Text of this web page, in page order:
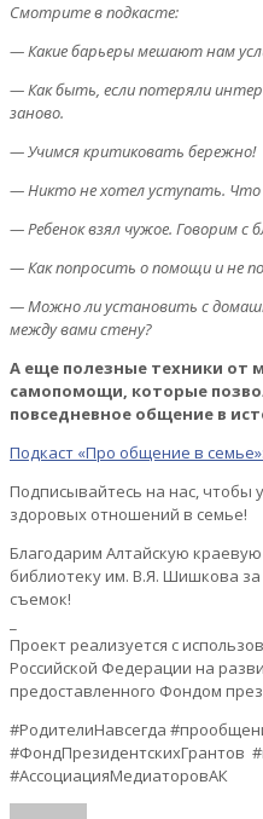
Смотрите в подкасте:
— Какие барьеры мешают нам
— Как быть, если потеряли
заново.
— Учимся критиковать бережно!
— Никто не хотел уступать. Что
— Ребенок взял чужое. Говорим с
— Как попросить о помощи и не
— Можно ли установить с
между вами стену?
А еще полезные техники от
самопомощи, которые
повседневное общение в
Подкаст «Про общение в
Подписывайтесь на нас, чтобы
здоровых отношений в семье!
Благодарим Алтайскую
библиотеку им. В.Я. Шишкова
съемок!
Проект реализуется с
Российской Федерации на
предоставленного Фондом
#РодителиНавсегда
#ФондПрезидентскихГрантов
#АссоциацияМедиаторовАК